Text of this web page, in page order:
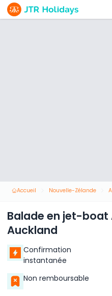
Accueil Nouvelle-Zélande
Balade en jet-boat
Auckland
Confirmation
instantanée
Non remboursable